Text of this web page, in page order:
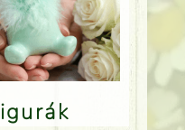
Figurák